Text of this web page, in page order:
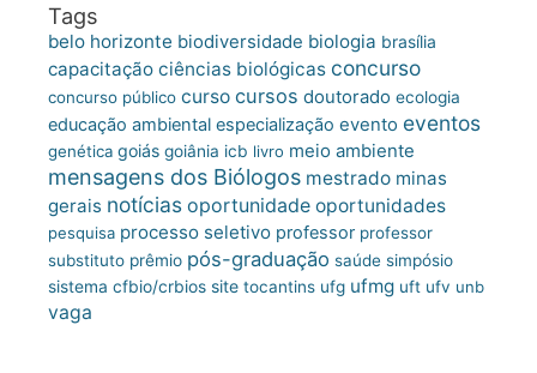
Tags
belo horizonte biodiversidade biologia brasília
capacitação ciências biológicas concurso
concurso público curso cursos doutorado ecologia
educação ambiental especialização evento eventos
genética goiás goiânia icb livro meio ambiente
mensagens dos Biólogos mestrado minas
gerais notícias oportunidade oportunidades
pesquisa processo seletivo professor professor
substituto prêmio pós-graduação saúde simpósio
sistema cfbio/crbios site tocantins ufg ufmg uft ufv unb
vaga